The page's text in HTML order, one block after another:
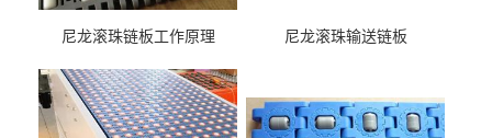
尼龙滚珠链板工作原理 尼龙滚珠输送链板